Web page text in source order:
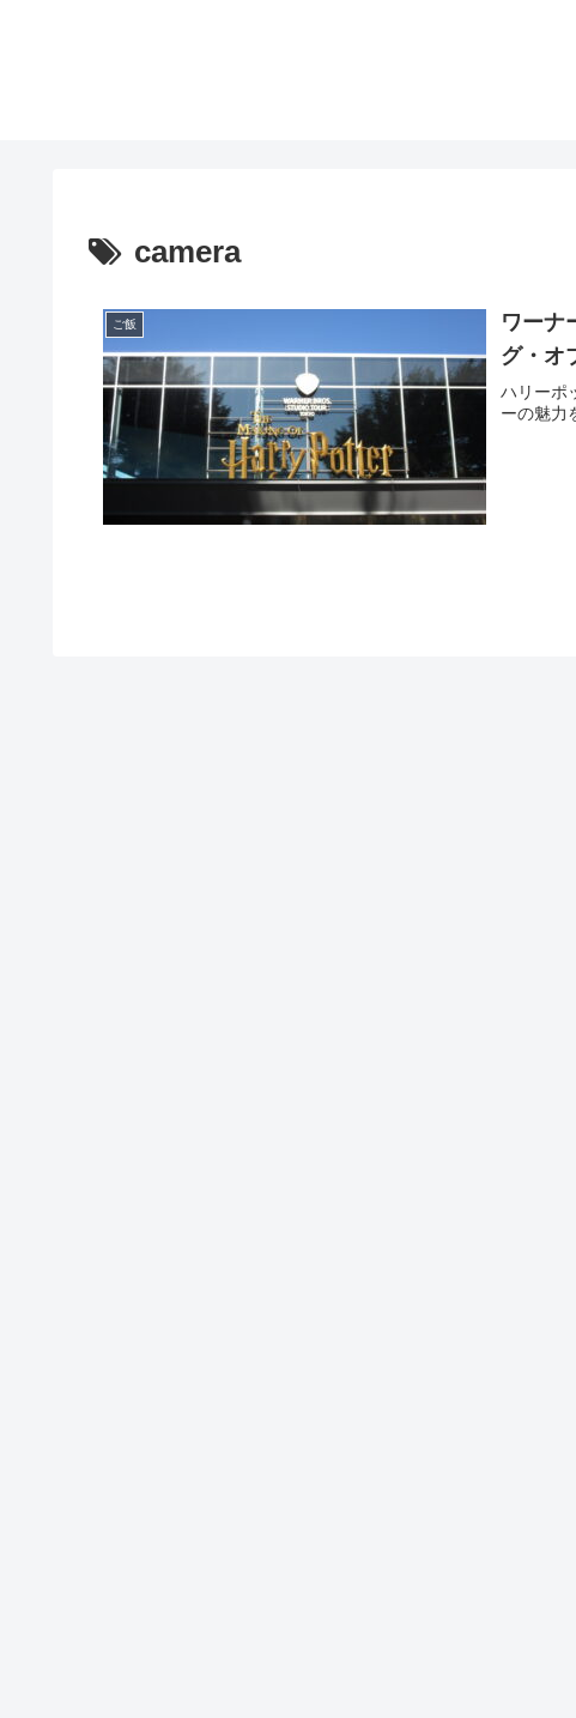
camera
ご飯
ワーナ
グ・オ
ハリーポ
ーの魅力